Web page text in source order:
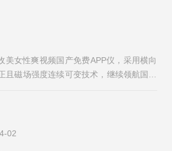
美女性爽视频国产免费APP仪，采用横向
且磁场强度连续可变技术，继续领航国产
学等各领域背景干扰较为严重的复杂基质
分析需求。
02